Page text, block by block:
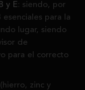
y E: siendo, por
para la
lugar, siendo
de
para el correcto
(hierro, zinc y